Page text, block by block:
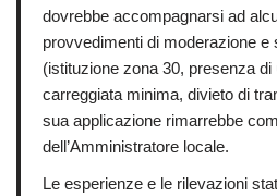
dovrebbe accompagnarsi ad
provvedimenti di moderazione e
(istituzione zona 30, presenza
carreggiata minima, divieto di
sua applicazione rimarrebbe
dell’Amministratore locale.
Le esperienze e le rilevazioni